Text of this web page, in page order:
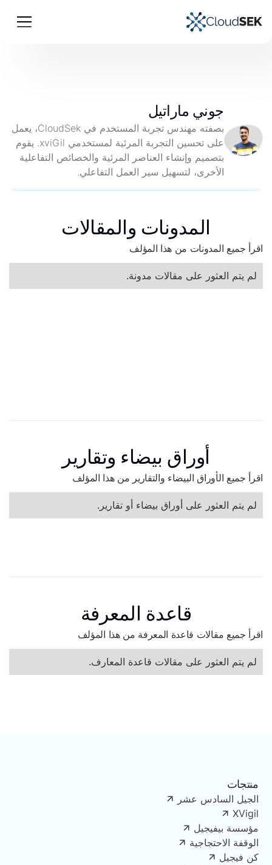
جوني ماراتيل
بصفته مهندس تجربة المستخدم في CloudSek، يعمل
على تحسين التجربة المرئية لمستخدمي xviGil. يقوم
بتصميم وإنشاء العناصر المرئية والخصائص التفاعلية
الأخرى، لتسهيل سير العمل التفاعلي.
المدونات والمقالات
اقرأ جميع المدونات من هذا المؤلف
لم يتم العثور على مقالات مدونة.
أوراق بيضاء وتقارير
اقرأ جميع الأوراق البيضاء والتقارير من هذا المؤلف
لم يتم العثور على أوراق بيضاء أو تقارير.
قاعدة المعرفة
اقرأ جميع مقالات قاعدة المعرفة من هذا المؤلف
لم يتم العثور على مقالات قاعدة المعارف.
منتجات
الجيل السادس عشر
XVigil
مؤسسة بيفيجيل
الوقفة الاحتجاجية
كن فيجيل